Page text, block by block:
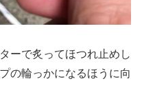
ーで炙ってほつれ止めし
の輪っかになるほうに向